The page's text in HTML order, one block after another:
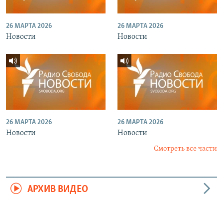
26 МАРТА 2026
Новости
26 МАРТА 2026
Новости
26 МАРТА 2026
Новости
26 МАРТА 2026
Новости
Смотреть все части
АРХИВ ВИДЕО